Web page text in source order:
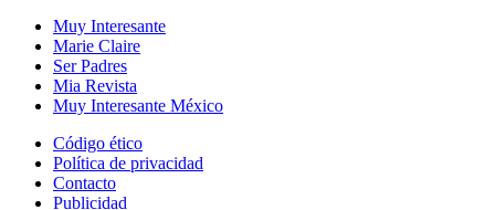
Muy Interesante
Marie Claire
Ser Padres
Mia Revista
Muy Interesante México
Código ético
Política de privacidad
Contacto
Publicidad